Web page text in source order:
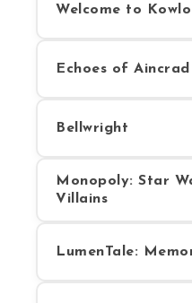
Welcome to
Echoes of Aincrad
Bellwright
Monopoly: Star
Villains
LumenTale: